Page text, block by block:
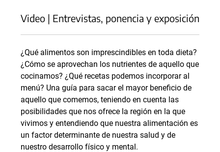
Video | Entrevistas, ponencia y exposición
¿Qué alimentos son imprescindibles en toda dieta?
¿Cómo se aprovechan los nutrientes de aquello que
cocinamos? ¿Qué recetas podemos incorporar al
menú? Una guía para sacar el mayor beneficio de
aquello que comemos, teniendo en cuenta las
posibilidades que nos ofrece la región en la que
vivimos y entendiendo que nuestra alimentación es
un factor determinante de nuestra salud y de
nuestro desarrollo físico y mental.